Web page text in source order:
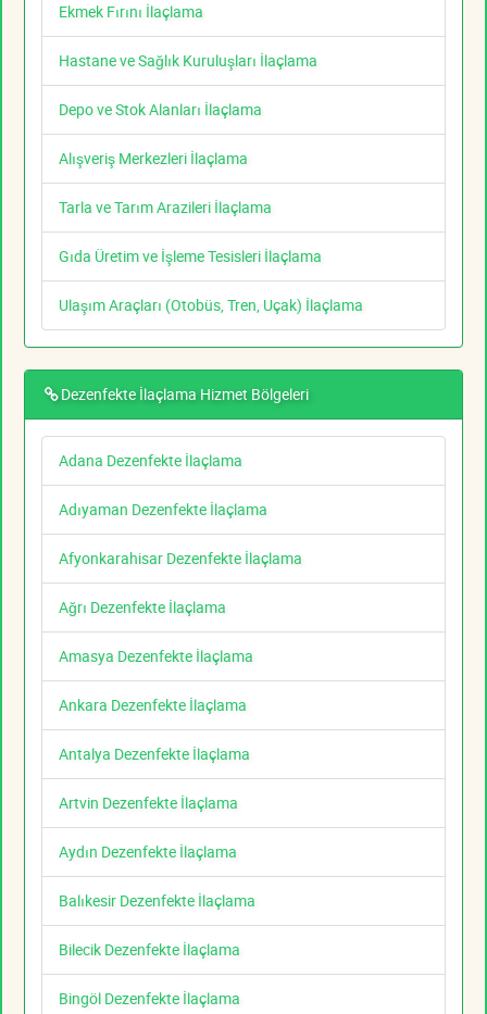
Ekmek Fırını İlaçlama
Hastane ve Sağlık Kuruluşları İlaçlama
Depo ve Stok Alanları İlaçlama
Alışveriş Merkezleri İlaçlama
Tarla ve Tarım Arazileri İlaçlama
Gıda Üretim ve İşleme Tesisleri İlaçlama
Ulaşım Araçları (Otobüs, Tren, Uçak) İlaçlama
Dezenfekte İlaçlama Hizmet Bölgeleri
Adana Dezenfekte İlaçlama
Adıyaman Dezenfekte İlaçlama
Afyonkarahisar Dezenfekte İlaçlama
Ağrı Dezenfekte İlaçlama
Amasya Dezenfekte İlaçlama
Ankara Dezenfekte İlaçlama
Antalya Dezenfekte İlaçlama
Artvin Dezenfekte İlaçlama
Aydın Dezenfekte İlaçlama
Balıkesir Dezenfekte İlaçlama
Bilecik Dezenfekte İlaçlama
Bingöl Dezenfekte İlaçlama